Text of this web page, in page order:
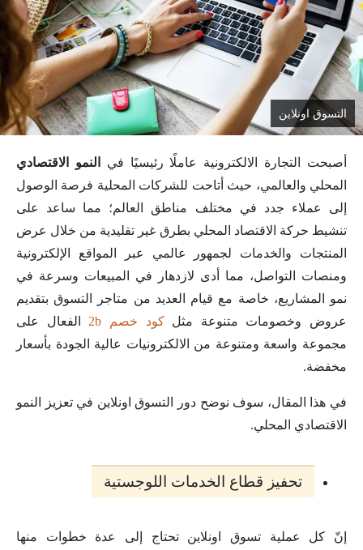
التسوق اونلاين
أصبحت التجارة الالكترونية عاملًا رئيسيًا في
النمو الاقتصادي
المحلي والعالمي، حيث أتاحت للشركات المحلية فرصة الوصول
إلى عملاء جدد في مختلف مناطق العالم؛ مما ساعد على
تنشيط حركة الاقتصاد المحلي بطرق غير تقليدية من خلال عرض
المنتجات والخدمات لجمهور عالمي عبر المواقع الإلكترونية
ومنصات التواصل، مما أدى لازدهار في المبيعات وسرعة في
نمو المشاريع، خاصة مع قيام العديد من متاجر التسوق بتقديم
عروض وخصومات متنوعة مثلكود خصم 2b
الفعال على
مجموعة واسعة ومتنوعة من الالكترونيات عالية الجودة بأسعار
مخفضة.
في هذا المقال، سوف نوضح دور التسوق اونلاين في تعزيز النمو
الاقتصادي المحلي.
تحفيز قطاع الخدمات اللوجستية
إنّ كل عملية تسوق اونلاين تحتاج إلى عدة خطوات منها